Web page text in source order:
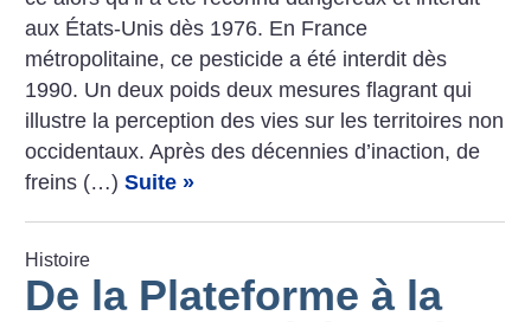
aux États-Unis dès 1976. En France
métropolitaine, ce pesticide a été interdit dès
1990. Un deux poids deux mesures flagrant qui
illustre la perception des vies sur les territoires non
occidentaux. Après des décennies d’inaction, de
freins (…)Suite »
Histoire
De la Plateforme à la